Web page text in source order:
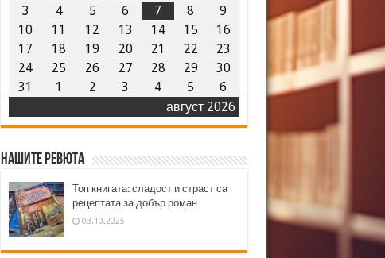
август 2026
3
4 5 6 7 8
9
10
11 12 13 14 15
16
17
18 19 20 21 22
23
24
25 26 27 28 29
30
31
1 2 3 4 5 6
Нашите ревюта
Топ книгата: сладост и страст са
рецептата за добър роман
03.10.2025